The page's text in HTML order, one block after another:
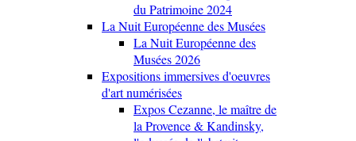
du Patrimoine 2024
La Nuit Européenne des Musées
La Nuit Européenne des
Musées 2026
Expositions immersives d'oeuvres
d'art numérisées
Expos Cezanne, le maître de
la Provence & Kandinsky,